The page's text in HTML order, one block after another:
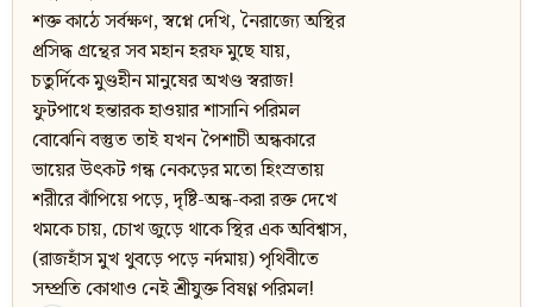
শক্ত কাঠে সর্বক্ষণ, স্বপ্নে দেখি, নৈরাজ্যে অস্থির
প্রসিদ্ধ গ্রন্থের সব মহান হরফ মুছে যায়,
চতুর্দিকে মুণ্ডহীন মানুষের অখণ্ড স্বরাজ!
ফুটপাথে হন্তারক হাওয়ার শাসানি পরিমল
বোঝেনি বস্তুত তাই যখন পৈশাচী অন্ধকারে
ভায়ের উৎকট গন্ধ নেকড়ের মতো হিংস্রতায়
শরীরে ঝাঁপিয়ে পড়ে, দৃষ্টি-অন্ধ-করা রক্ত দেখে
থমকে চায়, চোখ জুড়ে থাকে স্থির এক অবিশ্বাস,
(রাজহাঁস মুখ থুবড়ে পড়ে নর্দমায়) পৃথিবীতে
সম্প্রতি কোথাও নেই শ্রীযুক্ত বিষণ্ণ পরিমল!